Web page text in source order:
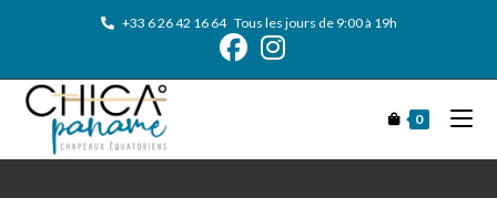
+33 6 26 42 16 64 Tous les jours de 9:00 à 19h
0